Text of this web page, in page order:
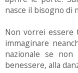
nasce il bisogno di
Non vorrei essere
immaginare
nazionale se non
benessere, alla